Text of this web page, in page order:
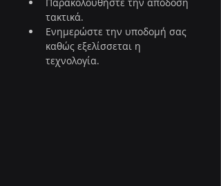
τακτικά.
Ενημερώστε την υποδομή σας
καθώς εξελίσσεται η
τεχνολογία.